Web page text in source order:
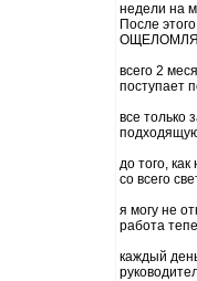
недели на
После
всего 2
поступает
все только
до того,
со всего
я могу не
работа
каждый